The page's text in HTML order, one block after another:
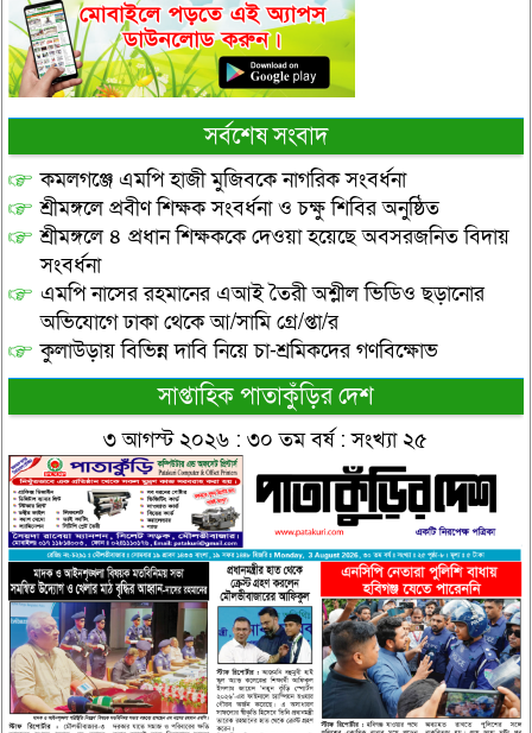
সর্বশেষ সংবাদ
কমলগঞ্জে এমপি হাজী মুজিবকে নাগরিক সংবর্ধনা
শ্রীমঙ্গলে প্রবীণ শিক্ষক সংবর্ধনা ও চক্ষু শিবির অনুষ্ঠিত
শ্রীমঙ্গলে ৪ প্রধান শিক্ষককে দেওয়া হয়েছে অবসরজনিত বিদায়
সংবর্ধনা
এমপি নাসের রহমানের এআই তৈরী অশ্লীল ভিডিও ছড়ানোর
অভিযোগে ঢাকা থেকে আ/সামি গ্রে/প্তা/র
কুলাউড়ায় বিভিন্ন দাবি নিয়ে চা-শ্রমিকদের গণবিক্ষোভ
সাপ্তাহিক পাতাকুঁড়ির দেশ
৩ আগস্ট ২০২৬ : ৩০ তম বর্ষ : সংখ্যা ২৫